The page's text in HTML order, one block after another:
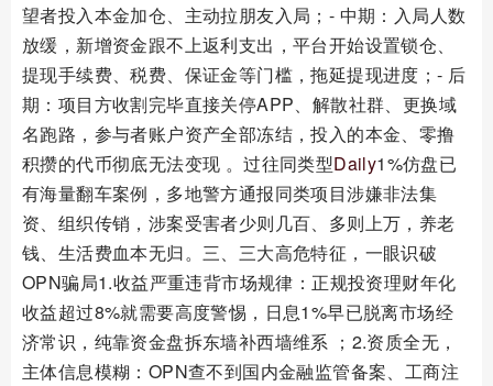
望者投入本金加仓、主动拉朋友入局；- 中期：入局人数
放缓，新增资金跟不上返利支出，平台开始设置锁仓、
提现手续费、税费、保证金等门槛，拖延提现进度；- 后
期：项目方收割完毕直接关停APP、解散社群、更换域
名跑路，参与者账户资产全部冻结，投入的本金、零撸
积攒的代币彻底无法变现 。过往同类型Daily1%仿盘已
有海量翻车案例，多地警方通报同类项目涉嫌非法集
资、组织传销，涉案受害者少则几百、多则上万，养老
钱、生活费血本无归。三、三大高危特征，一眼识破
OPN骗局1.收益严重违背市场规律：正规投资理财年化
收益超过8%就需要高度警惕，日息1%早已脱离市场经
济常识，纯靠资金盘拆东墙补西墙维系 ；2.资质全无，
主体信息模糊：OPN查不到国内金融监管备案、工商注